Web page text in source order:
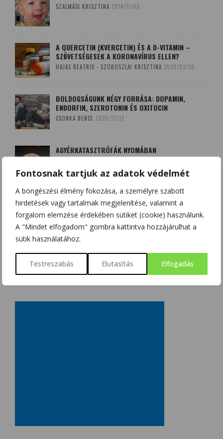
Fontosnak tartjuk az adatok védelmét
A böngészési élmény fokozása, a személyre szabott
hirdetések vagy tartalmak megjelenítése, valamint a
forgalom elemzése érdekében sütiket (cookie) használunk.
A "Mindet elfogadom" gombra kattintva hozzájárulhat a
sütik használatához.
Testreszabás Elutasítás Elfogadás
SZALMÁSI KRISZTINA 2014/11/05
A QUERCETIN (KVERCETIN) ÉS A D-VITAMIN –
SZÖVETSÉGESEK A KORONAVÍRUS ELLEN?
HAJAS BEATRIX - SZOBOSZLAI KRISZTINA 2020/03/20
BOLDOGSÁGUNK NÉGY FORRÁSA: DOPAMIN,
ENDORFIN, SZEROTONIN ÉS OXITOCIN
CSONKA BENCE 2020/12/12
AGYÉRKATASZTRÓFÁK NYOMÁBAN
A LEKOPOGÁS BABONÁJA
SZOBOSZLAI KRISZTINA 2018/03/15